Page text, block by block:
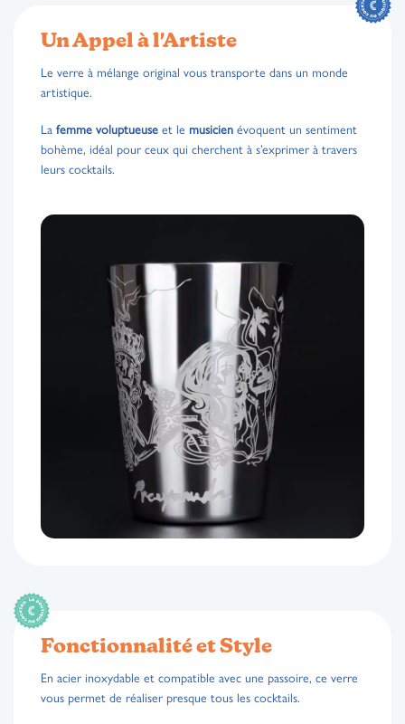
Un Appel à l'Artiste
Le verre à mélange original vous transporte dans un monde
artistique.
La femme voluptueuse et le musicien évoquent un sentiment
bohème, idéal pour ceux qui cherchent à s’exprimer à travers
leurs cocktails.
Fonctionnalité et Style
En acier inoxydable et compatible avec une passoire, ce verre
vous permet de réaliser presque tous les cocktails.